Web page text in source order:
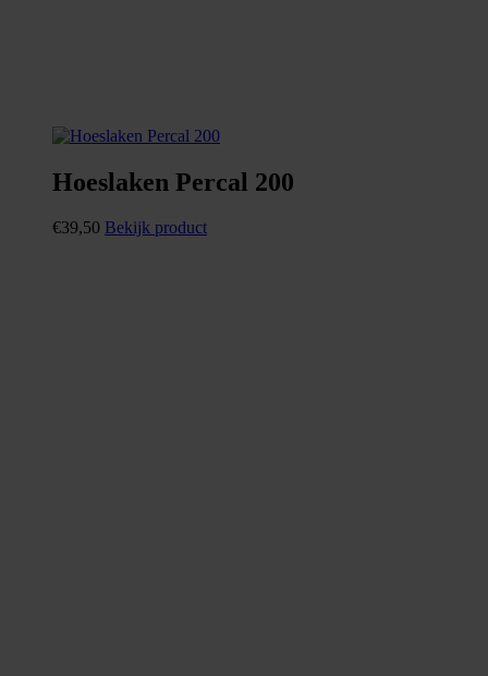
Hoeslaken Percal 200
€39,50 Bekijk product